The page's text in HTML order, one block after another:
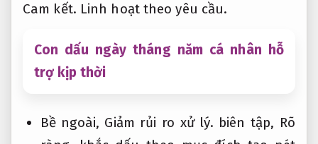
Cam kết. Linh hoạt theo yêu cầu.
Con dấu ngày tháng năm cá nhân hỗ
trợ kịp thời
Bề ngoài, Giảm rủi ro xử lý. biên tập, Rõ